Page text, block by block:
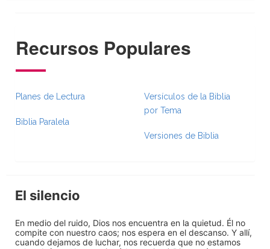
Recursos Populares
Planes de Lectura
Biblia Paralela
Versículos de la Biblia
por Tema
Versiones de Biblia
El silencio
En medio del ruido, Dios nos encuentra en la quietud. Él no
compite con nuestro caos; nos espera en el descanso. Y allí,
cuando dejamos de luchar, nos recuerda que no estamos